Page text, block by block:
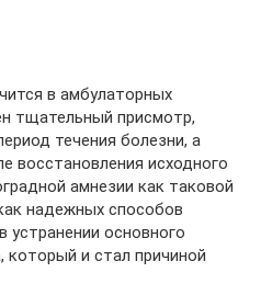
в амбулаторных
тщательный присмотр,
течения болезни, а
восстановления исходного
амнезии как таковой
надежных способов
устранении основного
который и стал причиной